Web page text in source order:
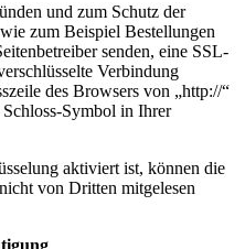
und zum Schutz der
zum Beispiel Bestellungen
senden, eine SSL-
Verbindung
des Browsers von „http://“
Symbol in Ihrer
aktiviert ist, können die
von Dritten mitgelesen